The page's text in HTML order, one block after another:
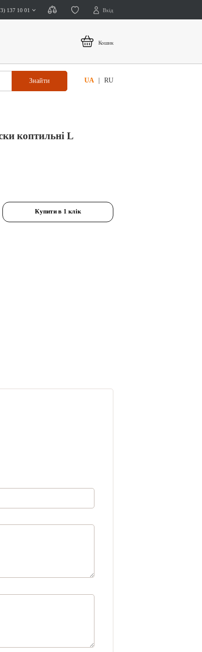
Вхід
137 10 01
Кошик
Знайти UA RU
коптильні L
Купити в 1 клік